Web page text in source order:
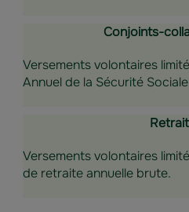
Conjoints-
Versements volontaires
Annuel de la Sécurité
Versements volontaires
de retraite annuelle brute.